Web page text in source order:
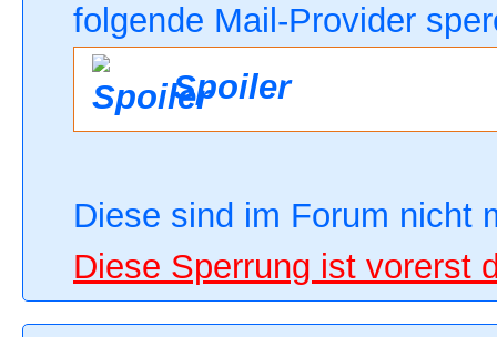
folgende Mail-Provider
Spoiler
Diese sind im Forum nicht
Diese Sperrung ist vorerst